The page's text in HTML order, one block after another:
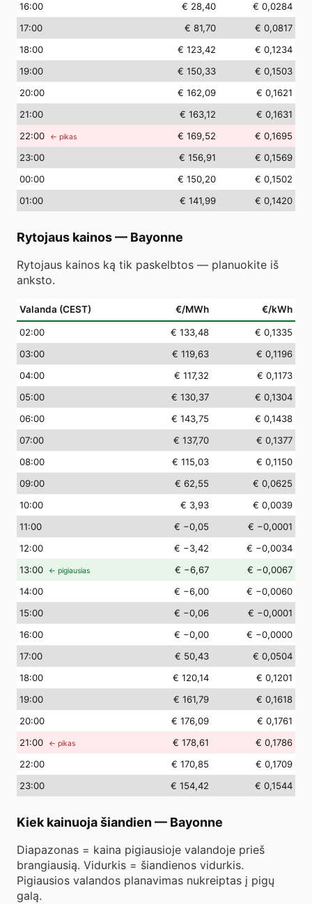
16:00 € 28,40
€ 0,0284
17:00 € 81,70
€ 0,0817
18:00 € 123,42
€ 0,1234
19:00 € 150,33
€ 0,1503
20:00 € 162,09
€ 0,1621
21:00 € 163,12
€ 0,1631
22:00 ← pikas € 169,52
€ 0,1695
23:00 € 156,91
€ 0,1569
00:00 € 150,20
€ 0,1502
01:00 € 141,99 € 0,1420
Rytojaus kainos— Bayonne
Rytojaus kainos ką tik paskelbtos — planuokite iš
anksto.
Valanda (CEST) €/MWh €/kWh
02:00 € 133,48
€ 0,1335
03:00 € 119,63
€ 0,1196
04:00 € 117,32
€ 0,1173
05:00 € 130,37
€ 0,1304
06:00 € 143,75
€ 0,1438
07:00 € 137,70
€ 0,1377
08:00 € 115,03
€ 0,1150
09:00 € 62,55
€ 0,0625
10:00 € 3,93
€ 0,0039
11:00 € −0,05
€ −0,0001
12:00 € −3,42
€ −0,0034
13:00 ← pigiausias € −6,67
€ −0,0067
14:00 € −6,00
€ −0,0060
15:00 € −0,06
€ −0,0001
16:00 € −0,00
€ −0,0000
17:00 € 50,43
€ 0,0504
18:00 € 120,14
€ 0,1201
19:00 € 161,79
€ 0,1618
20:00 € 176,09
€ 0,1761
21:00 ← pikas € 178,61
€ 0,1786
22:00 € 170,85
€ 0,1709
23:00 € 154,42 € 0,1544
Kiek kainuoja šiandien — Bayonne
Diapazonas = kaina pigiausioje valandoje prieš
brangiausią. Vidurkis = šiandienos vidurkis.
Pigiausios valandos planavimas nukreiptas į pigų
galą.